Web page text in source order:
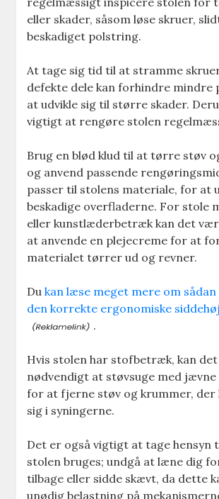
eller skader, såsom løse skruer,
beskadiget polstring.
At tage sig tid til at stramme
defekte dele kan forhindre mindre
at udvikle sig til større skader.
vigtigt at rengøre stolen
Brug en blød klud til at tørre støv
og anvend passende
passer til stolens materiale, for at
beskadige overfladerne. For stole
eller kunstlæderbetræk kan det
at anvende en plejecreme for at
materialet tørrer ud og revner.
Dukan læse meget mere om
den korrekte ergonomiske
.
Hvis stolen har stofbetræk, kan
nødvendigt at støvsuge med
for at fjerne støv og krummer, der
sig i syningerne.
Det er også vigtigt at tage hensyn
stolen bruges; undgå at læne dig
tilbage eller sidde skævt, da dette
unødig belastning på